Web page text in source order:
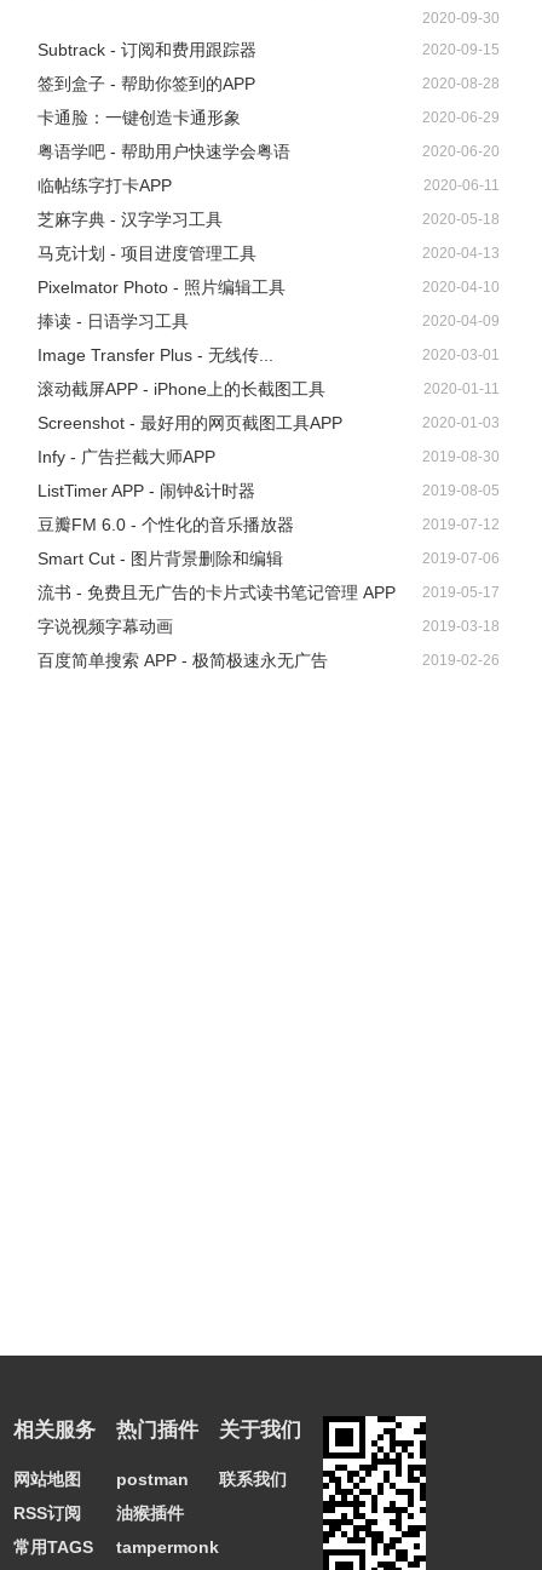
2020-09-30
Subtrack - 订阅和费用跟踪器 2020-09-15
签到盒子 - 帮助你签到的APP 2020-08-28
卡通脸：一键创造卡通形象 2020-06-29
粤语学吧 - 帮助用户快速学会粤语 2020-06-20
临帖练字打卡APP 2020-06-11
芝麻字典 - 汉字学习工具 2020-05-18
马克计划 - 项目进度管理工具 2020-04-13
Pixelmator Photo - 照片编辑工具 2020-04-10
捧读 - 日语学习工具 2020-04-09
Image Transfer Plus - 无线传... 2020-03-01
滚动截屏APP - iPhone上的长截图工具 2020-01-11
Screenshot - 最好用的网页截图工具APP 2020-01-03
Infy - 广告拦截大师APP 2019-08-30
ListTimer APP - 闹钟&计时器 2019-08-05
豆瓣FM 6.0 - 个性化的音乐播放器 2019-07-12
Smart Cut - 图片背景删除和编辑 2019-07-06
流书 - 免费且无广告的卡片式读书笔记管理 APP 2019-05-17
字说视频字幕动画 2019-03-18
百度简单搜索 APP - 极简极速永无广告 2019-02-26
相关服务
网站地图
RSS订阅
常用TAGS
热门插件
postman
油猴插件
tampermonkey
关于我们
联系我们